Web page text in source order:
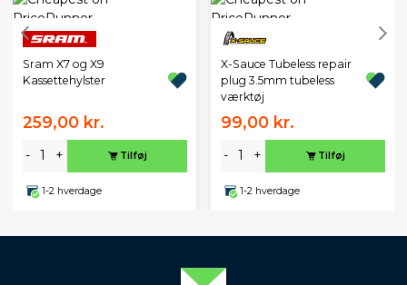
Sram X7 og X9
Kassettehylster
259,00 kr.
- + Tilføj
1-2 hverdage
X-Sauce Tubeless repair
plug 3.5mm tubeless
værktøj
99,00 kr.
- + Tilføj
1-2 hverdage